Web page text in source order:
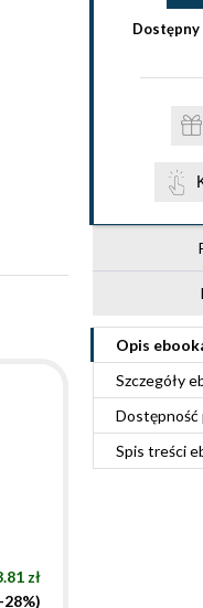
Dostępny
Opis
Szczegóły
Spis treści
zł
28%)